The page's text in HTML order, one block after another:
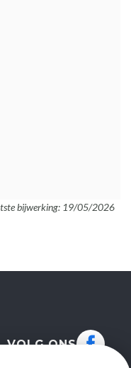
een nieuw
bijwerking: 19/05/2026
VOLG ONS